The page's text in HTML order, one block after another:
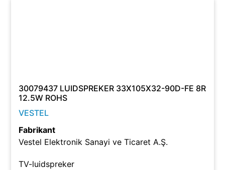
30079437 LUIDSPREKER 33X105X32-90D-FE 8R
12.5W ROHS
VESTEL
Fabrikant
Vestel Elektronik Sanayi ve Ticaret A.Ş.
TV-luidspreker